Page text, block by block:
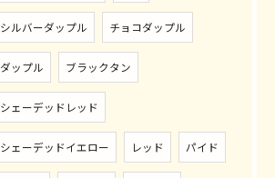
シルバーダップル チョコダップル
ダップル ブラックタン
シェーデッドレッド
シェーデッドイエロー レッド パイド